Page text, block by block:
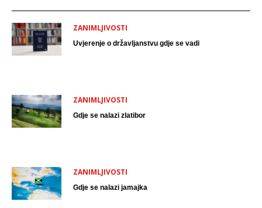
ZANIMLJIVOSTI
Uvjerenje o državljanstvu gdje se vadi
ZANIMLJIVOSTI
Gdje se nalazi zlatibor
ZANIMLJIVOSTI
Gdje se nalazi jamajka